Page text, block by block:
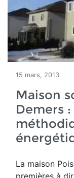
15 mars, 2013
Maison
Demers
La maison
premières à